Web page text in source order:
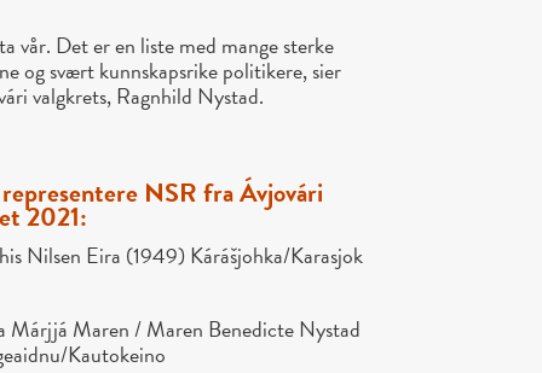
vår. Det er en liste med mange sterke
og svært kunnskapsrike politikere, sier
valgkrets, Ragnhild Nystad.
NSR fra Ávjovári
2021:
Nilsen Eira (1949) Kárášjohka/Karasjok
Márjjá Maren / Maren Benedicte Nystad
Kautokeino